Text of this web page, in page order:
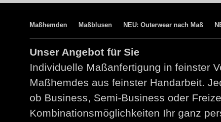
Maßhemden Maßblusen NEU: Outerwear nach Maß
Unser Angebot für Sie
Individuelle Maßanfertigung in feinster
Maßhemdes aus feinster Handarbeit.
ob Business, Semi-Business oder
Kombinationsmöglichkeiten Ihr ganz